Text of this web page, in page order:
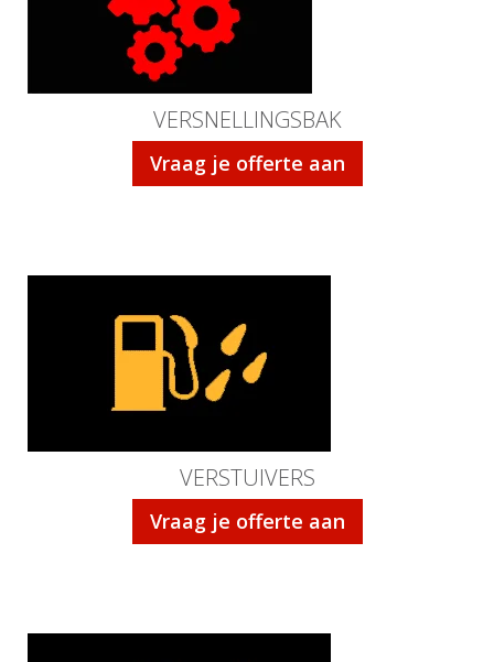
VERSNELLINGSBAK
Vraag je offerte aan
VERSTUIVERS
Vraag je offerte aan